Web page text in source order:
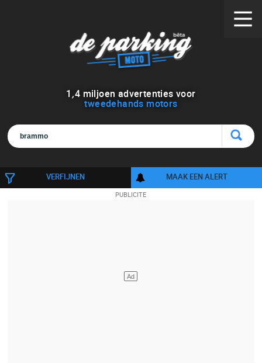
1 ,4 miljoen advertenties voor
tweedehands motors
VERFIJNEN MAAK EEN ALERT